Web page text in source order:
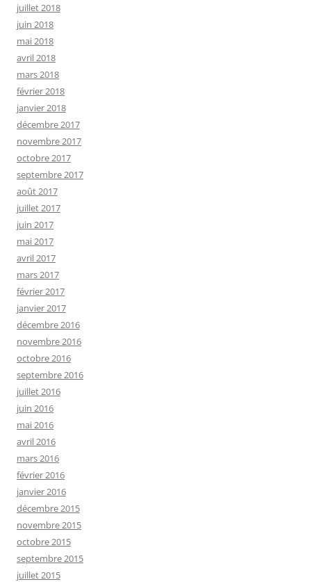
juillet 2018
juin 2018
mai 2018
avril 2018
mars 2018
février 2018
janvier 2018
décembre 2017
novembre 2017
octobre 2017
septembre 2017
août 2017
juillet 2017
juin 2017
mai 2017
avril 2017
mars 2017
février 2017
janvier 2017
décembre 2016
novembre 2016
octobre 2016
septembre 2016
juillet 2016
juin 2016
mai 2016
avril 2016
mars 2016
février 2016
janvier 2016
décembre 2015
novembre 2015
octobre 2015
septembre 2015
juillet 2015